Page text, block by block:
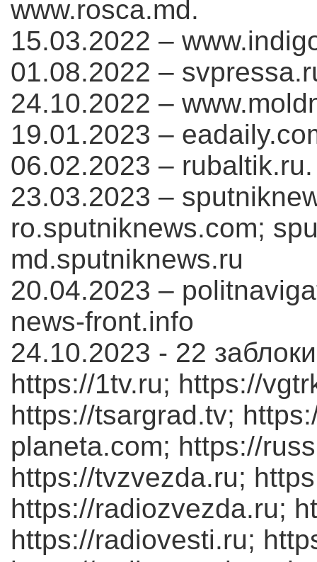
www.rosca.md.
15.03.2022 –
01.08.2022 –
24.10.2022 –
19.01.2023 –
06.02.2023 – rubaltik.ru.
23.03.2023 –
ro.sputniknews.com;
md.sputniknews.ru
20.04.2023 –
news-front.info
24.10.2023 - 22
https://1tv.ru; https://
https://tsargrad.tv;
planeta.com; https://
https://tvzvezda.ru;
https://radiozvezda.ru;
https://radiovesti.ru;